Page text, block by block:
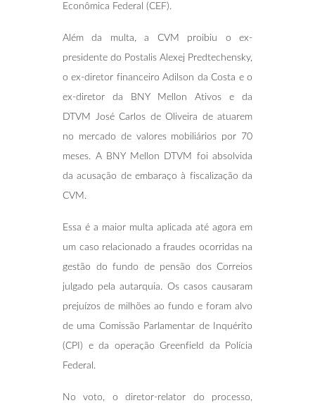
Econômica Federal (CEF).
Além da multa, a CVM proibiu o ex-
presidente do Postalis Alexej Predtechensky,
o ex-diretor financeiro Adilson da Costa e o
ex-diretor da BNY Mellon Ativos e da
DTVM José Carlos de Oliveira de atuarem
no mercado de valores mobiliários por 70
meses. A BNY Mellon DTVM foi absolvida
da acusação de embaraço à fiscalização da
CVM.
Essa é a maior multa aplicada até agora em
um caso relacionado a fraudes ocorridas na
gestão do fundo de pensão dos Correios
julgado pela autarquia. Os casos causaram
prejuízos de milhões ao fundo e foram alvo
de uma Comissão Parlamentar de Inquérito
(CPI) e da operação Greenfield da Polícia
Federal.
No voto, o diretor-relator do processo,